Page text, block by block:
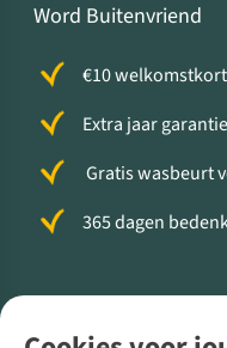
Word Buitenvriend
€10
Extra jaar garantie
Gratis wasbeurt
365 dagen